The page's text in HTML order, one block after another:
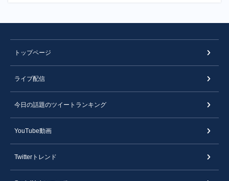
トップページ
ライブ配信
今日の話題のツイートランキング
YouTube動画
Twitterトレンド